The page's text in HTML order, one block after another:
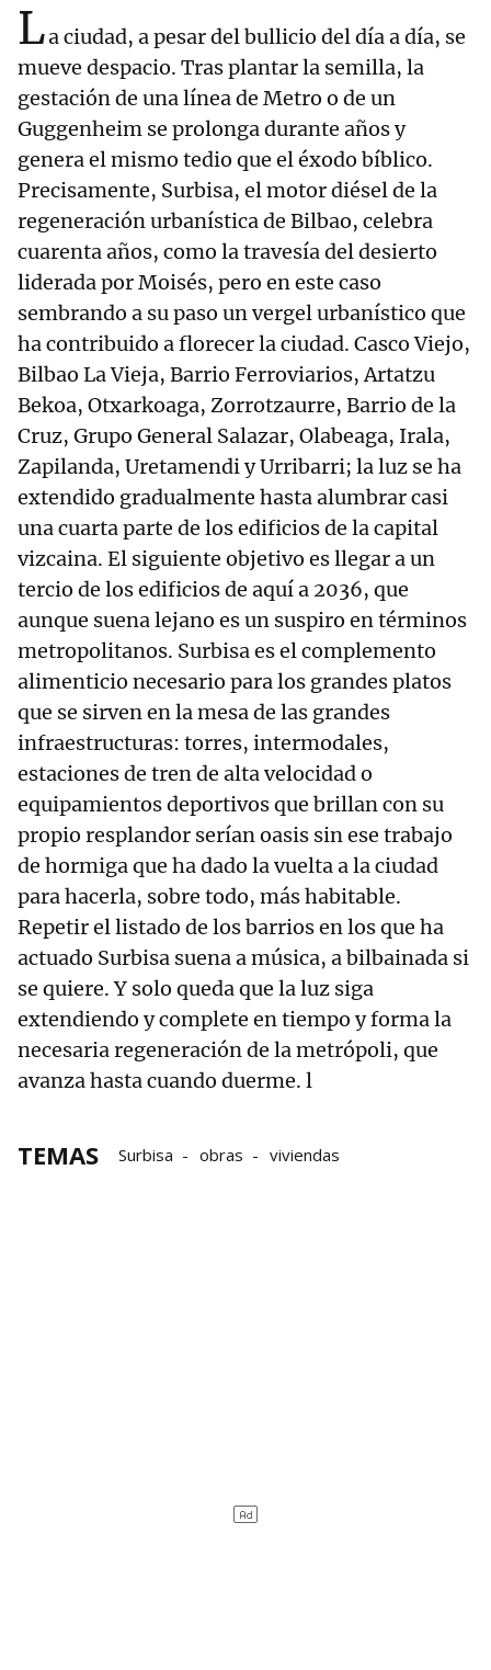
La ciudad, a pesar del bullicio del día a día, se
mueve despacio. Tras plantar la semilla, la
gestación de una línea de Metro o de un
Guggenheim se prolonga durante años y
genera el mismo tedio que el éxodo bíblico.
Precisamente, Surbisa, el motor diésel de la
regeneración urbanística de Bilbao, celebra
cuarenta años, como la travesía del desierto
liderada por Moisés, pero en este caso
sembrando a su paso un vergel urbanístico que
ha contribuido a florecer la ciudad. Casco Viejo,
Bilbao La Vieja, Barrio Ferroviarios, Artatzu
Bekoa, Otxarkoaga, Zorrotzaurre, Barrio de la
Cruz, Grupo General Salazar, Olabeaga, Irala,
Zapilanda, Uretamendi y Urribarri; la luz se ha
extendido gradualmente hasta alumbrar casi
una cuarta parte de los edificios de la capital
vizcaina. El siguiente objetivo es llegar a un
tercio de los edificios de aquí a 2036, que
aunque suena lejano es un suspiro en términos
metropolitanos. Surbisa es el complemento
alimenticio necesario para los grandes platos
que se sirven en la mesa de las grandes
infraestructuras: torres, intermodales,
estaciones de tren de alta velocidad o
equipamientos deportivos que brillan con su
propio resplandor serían oasis sin ese trabajo
de hormiga que ha dado la vuelta a la ciudad
para hacerla, sobre todo, más habitable.
Repetir el listado de los barrios en los que ha
actuado Surbisa suena a música, a bilbainada si
se quiere. Y solo queda que la luz siga
extendiendo y complete en tiempo y forma la
necesaria regeneración de la metrópoli, que
avanza hasta cuando duerme. l
TEMAS Surbisa obras viviendas